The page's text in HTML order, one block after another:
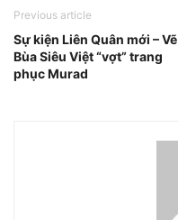
Previous article
Sự kiện Liên Quân mới – Vẽ
Bùa Siêu Việt “vợt” trang
phục Murad